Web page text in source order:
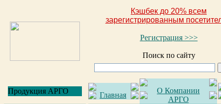
Кэшбек до 20% всем
зарегистрированным
Регистрация >>>
Поиск по сайту
Продукция АРГО Главная
О Компании
АРГО